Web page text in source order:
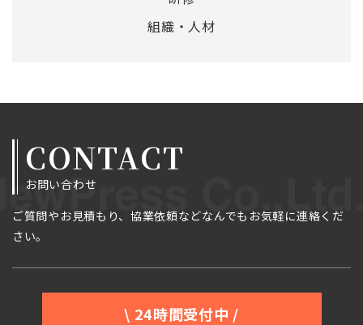
組織・人材
CONTACT
お問い合わせ
ご質問やお見積もり、協業依頼などなんでもお気軽に連絡くだ
さい。
\ 24時間受付中 /